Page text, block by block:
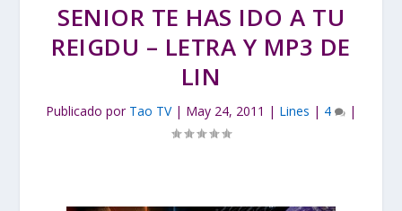
SENIOR TE HAS IDO A TU
REIGDU – LETRA Y MP3 DE
LIN
Publicado por Tao TV| May 24, 2011 | Lines | 4 |